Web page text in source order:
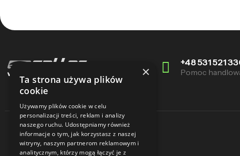
+48 531 521
Pomoc
×
Ta strona używa plików
cookie
Używamy plików cookie w celu
personalizacji treści, reklam i analizy
naszego ruchu. Udostępniamy również
informacje o tym, jak korzystasz z naszej
witryny, naszym partnerom reklamowym i
analitycznym, którzy mogą łączyć je z